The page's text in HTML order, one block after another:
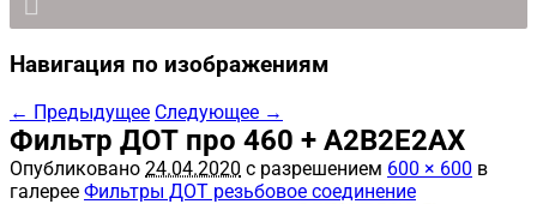
Навигация по изображениям
← Предыдущее Следующее →
Фильтр ДОТ про 460 + А2В2Е2AX
Опубликовано 24.04.2020 с разрешением 600 × 600 в
галерее Фильтры ДОТ резьбовое соединение